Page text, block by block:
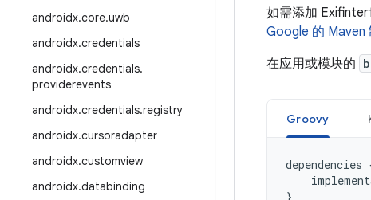
androidx.core.uwb
androidx.credentials
androidx.credentials.
providerevents
androidx.credentials.registry
androidx.cursoradapter
androidx.customview
androidx.databinding
如需添加
Google 的 Maven
在应用或模块的
Groovy
dependencies
}